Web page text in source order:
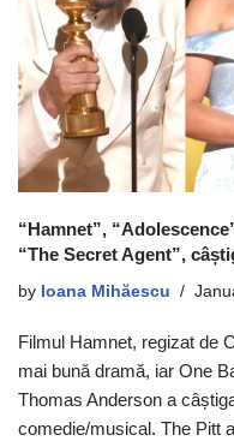
“Hamnet”,
“The Secret Agent”,
by Ioana Mihăescu
Filmul Hamnet, regizat de
mai bună dramă, iar One
Thomas Anderson a
comedie/musical. The Pitt